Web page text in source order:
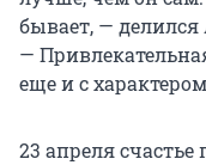
бывает, — делился
—
еще и с
23 апреля